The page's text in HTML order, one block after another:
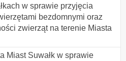
w sprawie przyjęcia
bezdomnymi oraz
zwierząt na terenie Miasta
Miast Suwałk w sprawie